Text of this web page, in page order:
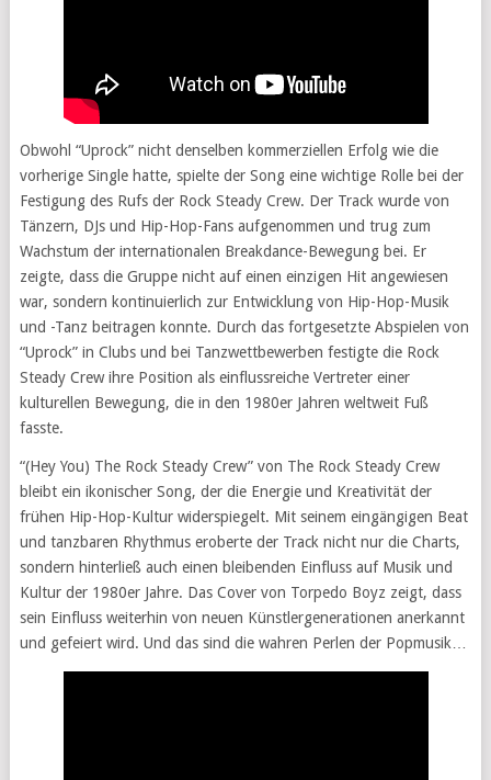
Obwohl “Uprock” nicht denselben kommerziellen Erfolg wie die
vorherige Single hatte, spielte der Song eine wichtige Rolle bei der
Festigung des Rufs der Rock Steady Crew. Der Track wurde von
Tänzern, DJs und Hip-Hop-Fans aufgenommen und trug zum
Wachstum der internationalen Breakdance-Bewegung bei. Er
zeigte, dass die Gruppe nicht auf einen einzigen Hit angewiesen
war, sondern kontinuierlich zur Entwicklung von Hip-Hop-Musik
und -Tanz beitragen konnte. Durch das fortgesetzte Abspielen von
“Uprock” in Clubs und bei Tanzwettbewerben festigte die Rock
Steady Crew ihre Position als einflussreiche Vertreter einer
kulturellen Bewegung, die in den 1980er Jahren weltweit Fuß
fasste.
“(Hey You) The Rock Steady Crew” von The Rock Steady Crew
bleibt ein ikonischer Song, der die Energie und Kreativität der
frühen Hip-Hop-Kultur widerspiegelt. Mit seinem eingängigen Beat
und tanzbaren Rhythmus eroberte der Track nicht nur die Charts,
sondern hinterließ auch einen bleibenden Einfluss auf Musik und
Kultur der 1980er Jahre. Das Cover von Torpedo Boyz zeigt, dass
sein Einfluss weiterhin von neuen Künstlergenerationen anerkannt
und gefeiert wird. Und das sind die wahren Perlen der Popmusik…